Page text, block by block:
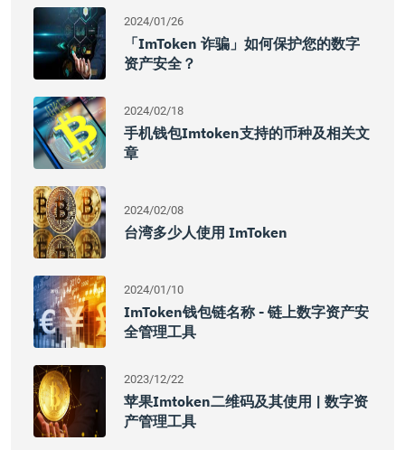
2024/01/26
「imToken 诈骗」如何保护您的数字
资产安全？
2024/02/18
手机钱包imtoken支持的币种及相关文
章
2024/02/08
台湾多少人使用 ImToken
2024/01/10
ImToken钱包链名称 - 链上数字资产安
全管理工具
2023/12/22
苹果imtoken二维码及其使用 | 数字资
产管理工具